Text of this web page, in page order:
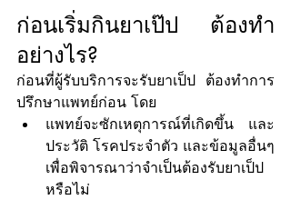
ก่อนเริ่มกินยาเป๊ป ต้องทำ
อย่างไร?
ก่อนที่ผู้รับบริการจะรับยาเป็ป ต้องทำการ
ปรึกษาแพทย์ก่อน โดย
แพทย์จะซักเหตุการณ์ที่เกิดขึ้น และ
ประวัติ โรคประจำตัว และข้อมูลอื่นๆ
เพื่อพิจารณาว่าจำเป็นต้องรับยาเป็ป
หรือไม่